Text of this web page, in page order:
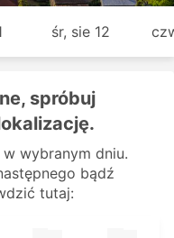
śr, sie 12
spróbuj
wybranym dniu.
bądź
tutaj: